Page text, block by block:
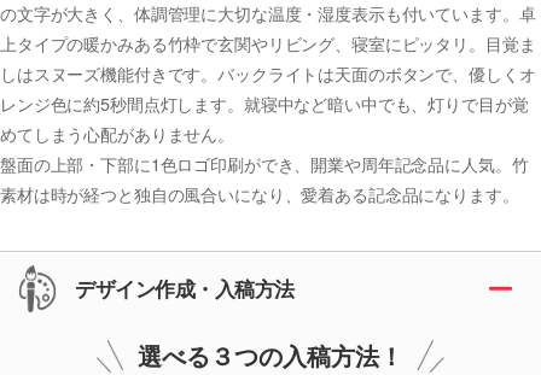
の文字が大きく、体調管理に大切な温度・湿度表示も付いています。卓
上タイプの暖かみある竹枠で玄関やリビング、寝室にピッタリ。目覚ま
しはスヌーズ機能付きです。バックライトは天面のボタンで、優しくオ
レンジ色に約5秒間点灯します。就寝中など暗い中でも、灯りで目が覚
めてしまう心配がありません。
盤面の上部・下部に1色ロゴ印刷ができ、開業や周年記念品に人気。竹
素材は時が経つと独自の風合いになり、愛着ある記念品になります。
デザイン作成・入稿方法
選べる３つの入稿方法！